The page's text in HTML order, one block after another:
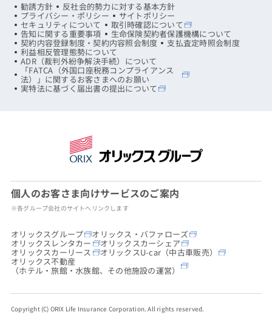
勧誘方針 反社会的勢力に対する基本方針
プライバシー・ポリシー サイトポリシー
セキュリティについて 取引時確認について
告知に関する重要事項 生命保険契約者保護機構について
契約内容登録制度・契約内容照会制度 支払査定時照会制度
利益相反管理態勢について
ADR（裁判外紛争解決手続）について
「FATCA（外国口座税務コンプライアンス
法）」に関するお客さまへのお願い
実特法に基づく届出書の提出について
個人のお客さま向けサービスのご案内
※各グループ会社のサイトへリンクします
オリックスグループ オリックス・バファローズ
オリックスレンタカー オリックスカーシェア
オリックスカーリース オリックスU-car（中古車販売）
オリックス不動産
（ホテル・旅館・水族館、その他施設の運営）
Copyright (C) ORIX Life Insurance Corporation. All rights reserved.